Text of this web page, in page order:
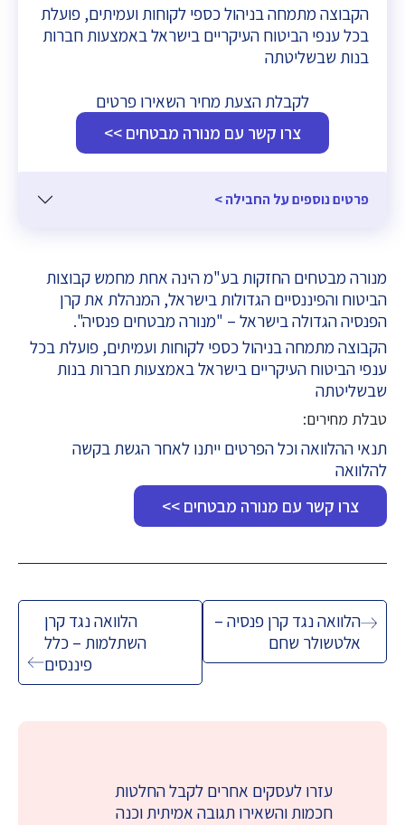
הקבוצה מתמחה בניהול כספי לקוחות ועמיתים, פועלת
בכל ענפי הביטוח העיקריים בישראל באמצעות חברות
בנות שבשליטתה
לקבלת הצעת מחיר השאירו פרטים
צרו קשר עם מנורה מבטחים >>
פרטים נוספים על החבילה >
מנורה מבטחים החזקות בע"מ הינה אחת מחמש קבוצות
הביטוח והפיננסיים הגדולות בישראל, המנהלת את קרן
הפנסיה הגדולה בישראל – "מנורה מבטחים פנסיה".
הקבוצה מתמחה בניהול כספי לקוחות ועמיתים, פועלת בכל
ענפי הביטוח העיקריים בישראל באמצעות חברות בנות
שבשליטתה
טבלת מחירים:
תנאי ההלוואה וכל הפרטים ייתנו לאחר הגשת בקשה
להלוואה
צרו קשר עם מנורה מבטחים >>
ניווט
הלוואה נגד קרן פנסיה –
אלטשולר שחם
הלוואה נגד קרן
השתלמות – כלל
פיננסים
עזרו לעסקים אחרים לקבל החלטות
חכמות והשאירו תגובה אמיתית וכנה